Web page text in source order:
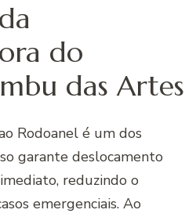
do
das Artes
Rodoanel é um dos
garante deslocamento
reduzindo o
emergenciais. Ao